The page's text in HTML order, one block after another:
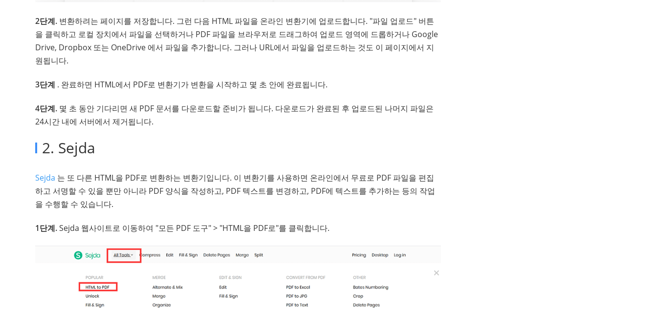
2단계. 변환하려는 페이지를 저장합니다. 그런 다음 HTML 파일을 온라인 변환기에 업로드합니다. "파일 업로드" 버튼
을 클릭하고 로컬 장치에서 파일을 선택하거나 PDF 파일을 브라우저로 드래그하여 업로드 영역에 드롭하거나 Google
Drive, Dropbox 또는 OneDrive 에서 파일을 추가합니다. 그러나 URL에서 파일을 업로드하는 것도 이 페이지에서 지
원됩니다.
3단계 . 완료하면 HTML에서 PDF로 변환기가 변환을 시작하고 몇 초 안에 완료됩니다.
4단계. 몇 초 동안 기다리면 새 PDF 문서를 다운로드할 준비가 됩니다. 다운로드가 완료된 후 업로드된 나머지 파일은
24시간 내에 서버에서 제거됩니다.
2. Sejda
Sejda 는 또 다른 HTML을 PDF로 변환하는 변환기입니다. 이 변환기를 사용하면 온라인에서 무료로 PDF 파일을 편집
하고 서명할 수 있을 뿐만 아니라 PDF 양식을 작성하고, PDF 텍스트를 변경하고, PDF에 텍스트를 추가하는 등의 작업
을 수행할 수 있습니다.
1단계.Sejda 웹사이트로 이동하여 "모든 PDF 도구" > "HTML을 PDF로"를 클릭합니다.